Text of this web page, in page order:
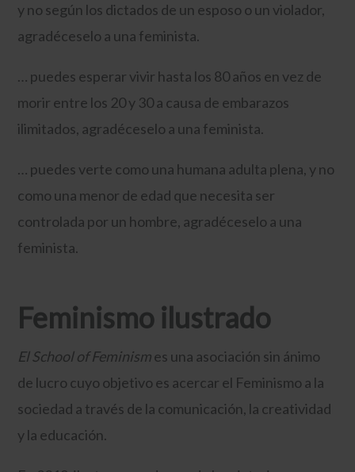
y no según los dictados de un esposo o un violador,
agradéceselo a una feminista.
… puedes esperar vivir hasta los 80 años en vez de
morir entre los 20 y 30 a causa de embarazos
ilimitados, agradéceselo a una feminista.
… puedes verte como una humana adulta plena, y no
como una menor de edad que necesita ser
controlada por un hombre, agradéceselo a una
feminista.
Feminismo ilustrado
El School of Feminismes una asociación sin ánimo
de lucro cuyo objetivo es acercar el Feminismo a la
sociedad a través de la comunicación, la creatividad
y la educación.